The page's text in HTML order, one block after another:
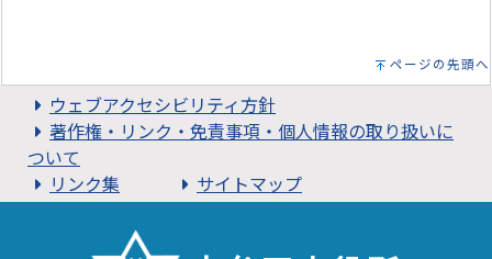
ページの先頭へ
ウェブアクセシビリティ方針
著作権・リンク・免責事項・個人情報の取り扱いに
ついて
リンク集
サイトマップ